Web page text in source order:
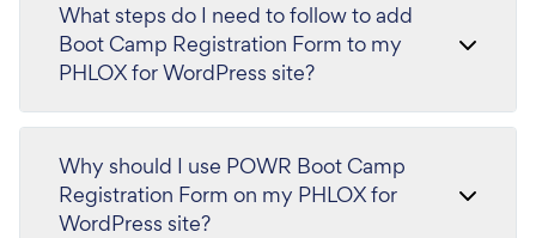
What steps do I need to follow to add
Boot Camp Registration Form to my
PHLOX for WordPress site?
Why should I use POWR Boot Camp
Registration Form on my PHLOX for
WordPress site?